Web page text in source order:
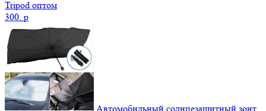
Tripod оптом
300. p
Автомобильный солнцезащитный зонт